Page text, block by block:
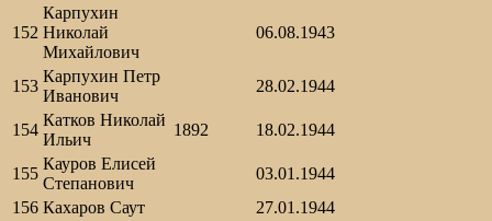
152
Карпухин
Николай
Михайлович
06.08.1943
153
Карпухин Петр
Иванович
28.02.1944
154
Катков Николай
Ильич
1892 18.02.1944
155
Кауров Елисей
Степанович
03.01.1944
156 Кахаров Саут
27.01.1944